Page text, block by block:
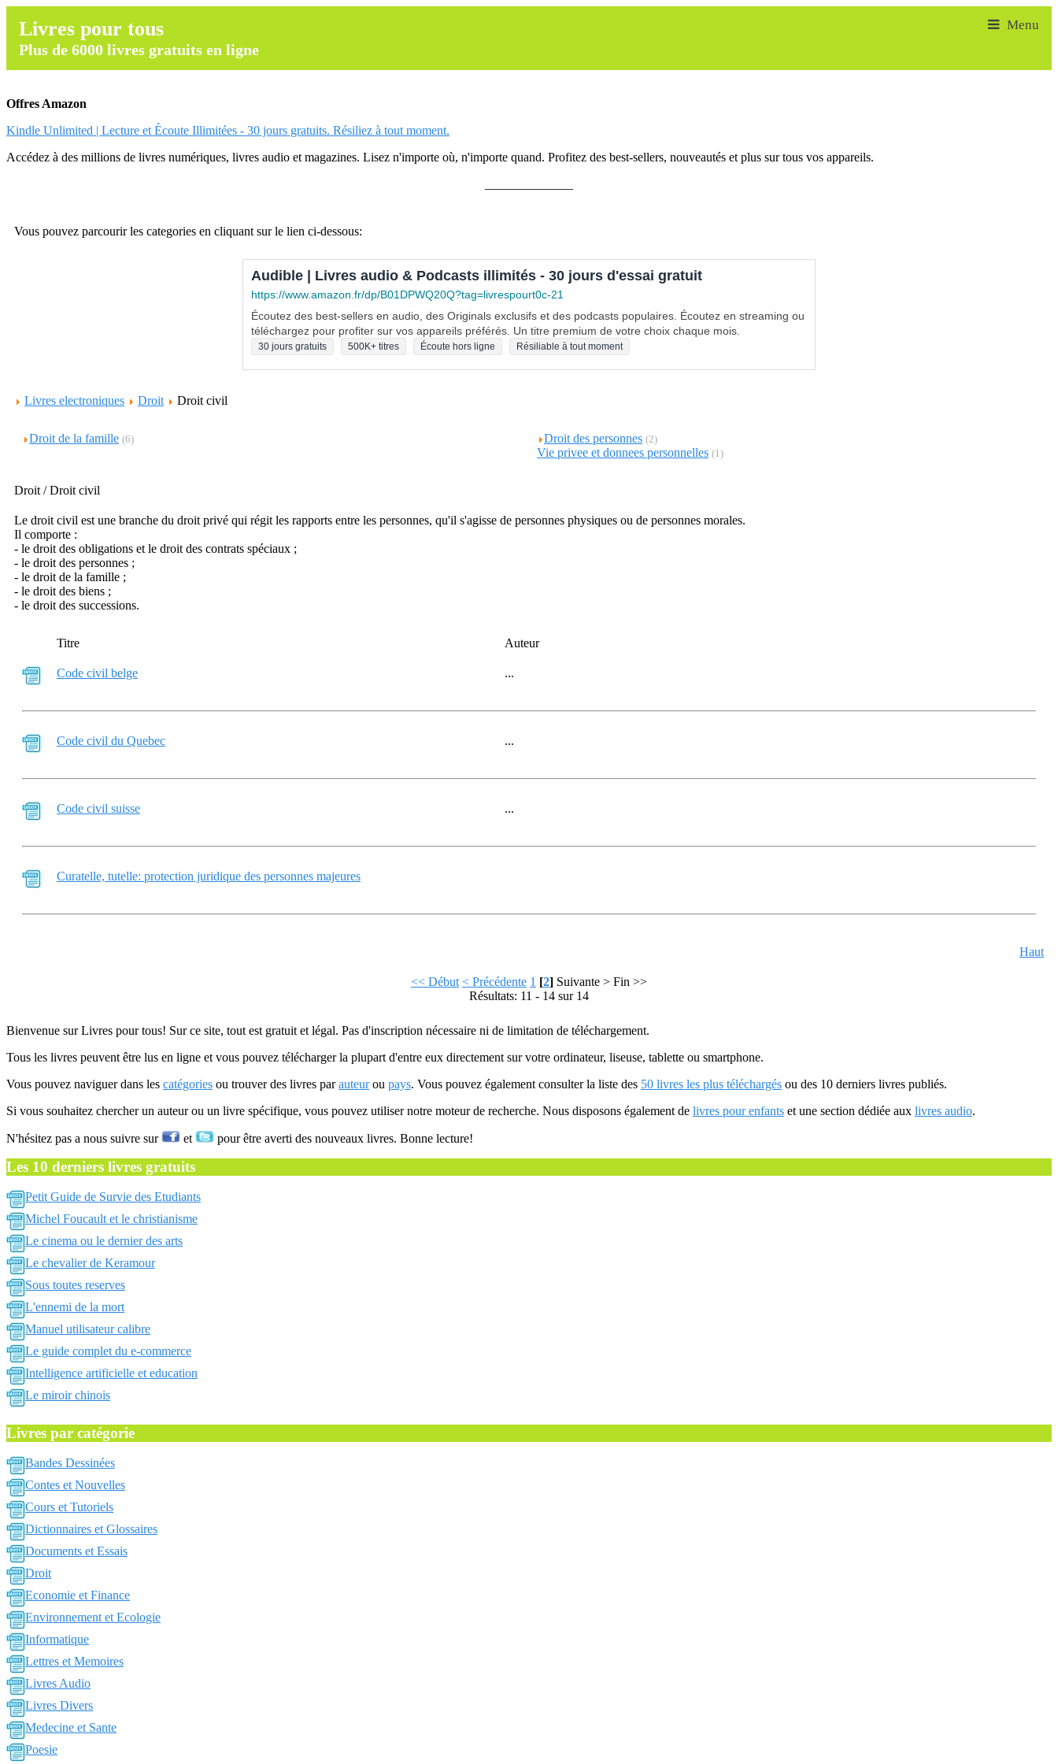
Livres pour tous
Plus de 6000 livres gratuits en ligne
Offres Amazon
Kindle Unlimited | Lecture et Écoute Illimitées - 30 jours gratuits. Résiliez à tout moment.
Accédez à des millions de livres numériques, livres audio et magazines. Lisez n'importe où, n'importe quand. Profitez des best-sellers, nouveautés et plus sur tous vos appareils.
Vous pouvez parcourir les categories en cliquant sur le lien ci-dessous:
Audible | Livres audio & Podcasts illimités - 30 jours d'essai gratuit
https://www.amazon.fr/dp/B01DPWQ20Q?tag=livrespourt0c-21
Écoutez des best-sellers en audio, des Originals exclusifs et des podcasts populaires. Écoutez en streaming ou
téléchargez pour profiter sur vos appareils préférés. Un titre premium de votre choix chaque mois.
30 jours gratuits 500K+ titres Écoute hors ligne Résiliable à tout moment
Livres electroniques Droit Droit civil
Droit de la famille (6) Droit des personnes (2)
Vie privee et donnees personnelles (1)
Droit / Droit civil
Le droit civil est une branche du droit privé qui régit les rapports entre les personnes, qu'il s'agisse de personnes physiques ou de personnes morales.
Il comporte :
- le droit des obligations et le droit des contrats spéciaux ;
- le droit des personnes ;
- le droit de la famille ;
- le droit des biens ;
- le droit des successions.
Titre Auteur
Code civil belge ...
Code civil du Quebec ...
Code civil suisse ...
Curatelle, tutelle: protection juridique des personnes majeures
Haut
<< Début < Précédente 1 [2] Suivante > Fin >>
Résultats: 11 - 14 sur 14
Bienvenue sur Livres pour tous! Sur ce site, tout est gratuit et légal. Pas d'inscription nécessaire ni de limitation de téléchargement.
Tous les livres peuvent être lus en ligne et vous pouvez télécharger la plupart d'entre eux directement sur votre ordinateur, liseuse, tablette ou smartphone.
Vous pouvez naviguer dans les catégories ou trouver des livres parauteurou pays. Vous pouvez également consulter la liste des 50 livres les plus téléchargés ou des 10 derniers livres publiés.
Si vous souhaitez chercher un auteur ou un livre spécifique, vous pouvez utiliser notre moteur de recherche. Nous disposons également de livres pour enfants et une section dédiée aux livres audio.
N'hésitez pas a nous suivre sur et pour être averti des nouveaux livres. Bonne lecture!
Les 10 derniers livres gratuits
Petit Guide de Survie des Etudiants
Michel Foucault et le christianisme
Le cinema ou le dernier des arts
Le chevalier de Keramour
Sous toutes reserves
L'ennemi de la mort
Manuel utilisateur calibre
Le guide complet du e-commerce
Intelligence artificielle et education
Le miroir chinois
Livres par catégorie
Bandes Dessinées
Contes et Nouvelles
Cours et Tutoriels
Dictionnaires et Glossaires
Documents et Essais
Droit
Economie et Finance
Environnement et Ecologie
Informatique
Lettres et Memoires
Livres Audio
Livres Divers
Medecine et Sante
Poesie